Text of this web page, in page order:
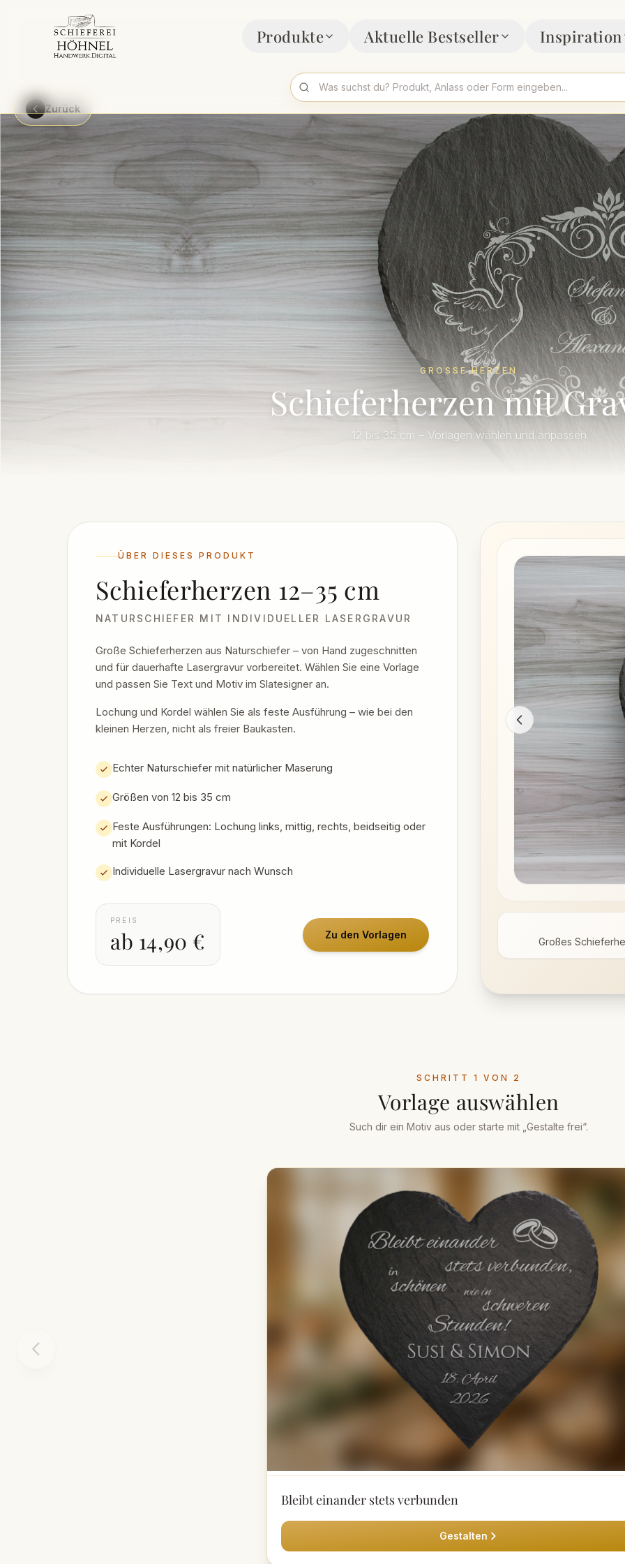
Produkte Aktuelle Bestseller Inspiration
Zurück
GROSSE HERZEN
Schieferherzen mit
12 bis 35 cm – Vorlagen wählen und anpassen
Großes
ÜBER DIESES PRODUKT
Schieferherzen 12–35 cm
NATURSCHIEFER MIT INDIVIDUELLER LASERGRAVUR
Große Schieferherzen aus Naturschiefer – von Hand zugeschnitten
und für dauerhafte Lasergravur vorbereitet. Wählen Sie eine Vorlage
und passen Sie Text und Motiv im Slatesigner an.
Lochung und Kordel wählen Sie als feste Ausführung – wie bei den
kleinen Herzen, nicht als freier Baukasten.
Echter Naturschiefer mit natürlicher Maserung
Größen von 12 bis 35 cm
Feste Ausführungen: Lochung links, mittig, rechts, beidseitig oder
mit Kordel
Individuelle Lasergravur nach Wunsch
PREIS
ab 14,90 € Zu den Vorlagen
SCHRITT 1 VON 2
Vorlage auswählen
Such dir ein Motiv aus oder starte mit „Gestalte frei“.
Bleibt einander stets verbunden
Gestalten